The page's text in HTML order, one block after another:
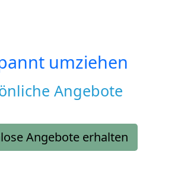
umziehen
Angebote
Angebote erhalten